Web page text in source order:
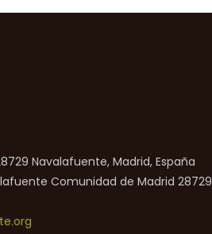
Navalafuente, Madrid, España
Comunidad de Madrid 28729